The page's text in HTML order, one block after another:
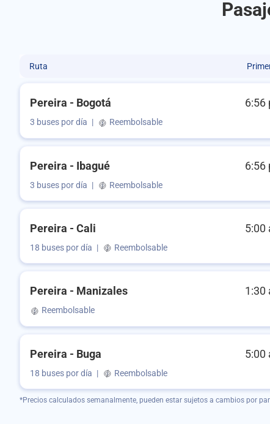
Ruta
Pereira - Bogotá 6:56
3 buses por día | Reembolsable
Pereira - Ibagué 6:56
3 buses por día | Reembolsable
Pereira - Cali 5:00
18 buses por día | Reembolsable
Pereira - Manizales 1:30
Reembolsable
Pereira - Buga 5:00
18 buses por día | Reembolsable
*Precios calculados semanalmente, pueden estar sujetos a cambios por